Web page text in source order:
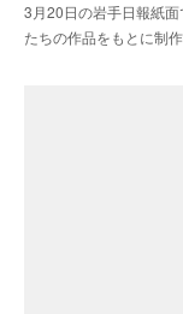
3月20日の岩手日報紙
たちの作品をもとに制